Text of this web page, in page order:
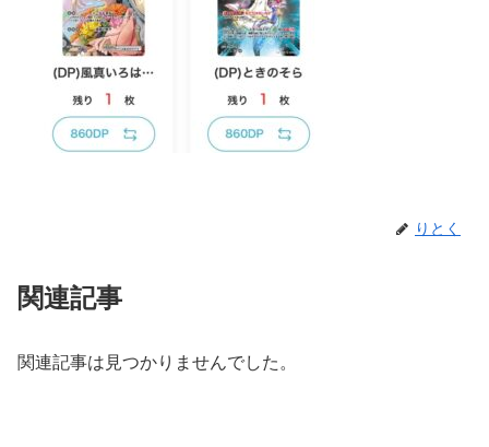
りとく
関連記事
関連記事は見つかりませんでした。